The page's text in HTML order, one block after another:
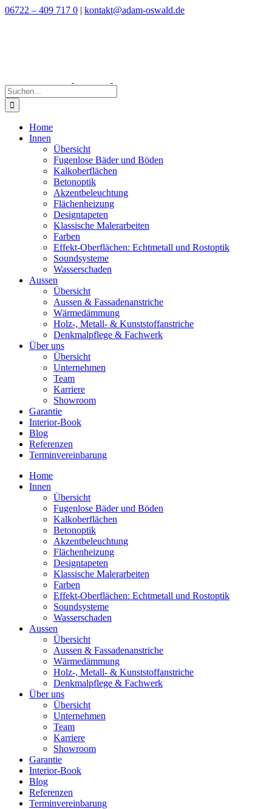
Zum
06722 – 409 717 0 | kontakt@adam-oswald.de
Suche
nach:
Home
Innen
Übersicht
Fugenlose Bäder und Böden
Kalkoberflächen
Betonoptik
Akzentbeleuchtung
Flächenheizung
Designtapeten
Klassische Malerarbeiten
Farben
Effekt-Oberflächen: Echtmetall und Rostoptik
Soundsysteme
Wasserschaden
Aussen
Übersicht
Aussen & Fassadenanstriche
Wärmedämmung
Holz-, Metall- & Kunststoffanstriche
Denkmalpflege & Fachwerk
Über uns
Übersicht
Unternehmen
Team
Karriere
Showroom
Garantie
Interior-Book
Blog
Referenzen
Terminvereinbarung
Home
Innen
Übersicht
Fugenlose Bäder und Böden
Kalkoberflächen
Betonoptik
Akzentbeleuchtung
Flächenheizung
Designtapeten
Klassische Malerarbeiten
Farben
Effekt-Oberflächen: Echtmetall und Rostoptik
Soundsysteme
Wasserschaden
Aussen
Übersicht
Aussen & Fassadenanstriche
Wärmedämmung
Holz-, Metall- & Kunststoffanstriche
Denkmalpflege & Fachwerk
Über uns
Übersicht
Unternehmen
Team
Karriere
Showroom
Garantie
Interior-Book
Blog
Referenzen
Terminvereinbarung